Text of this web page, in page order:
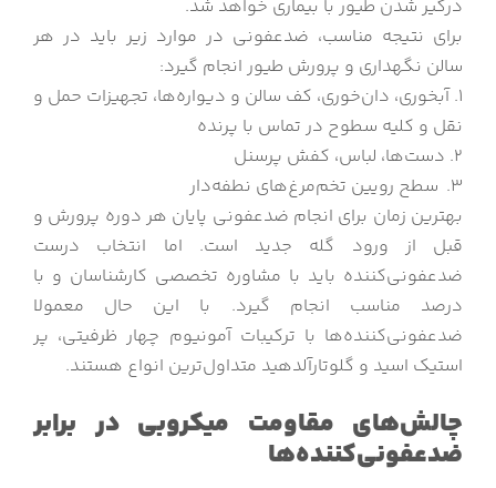
درگیر شدن طیور با بیماری خواهد شد.
برای نتیجه مناسب، ضدعفونی در موارد زیر باید در هر
سالن نگهداری و پرورش طیور انجام گیرد:
۱. آبخوری، دان‌خوری، کف سالن و دیواره‌ها، تجهیزات حمل و
نقل و کلیه سطوح در تماس با پرنده
۲. دست‌ها، لباس‌، کفش پرسنل
۳. سطح رویین تخم‌مرغ‌های نطفه‌دار
بهترین زمان برای انجام ضدعفونی پایان هر دوره پرورش و
قبل از ورود گله جدید است. اما انتخاب درست
ضدعفونی‌کننده باید با مشاوره تخصصی کارشناسان و با
درصد مناسب انجام گیرد. با این حال معمولا
ضدعفونی‌کننده‌ها با ترکیبات آمونیوم چهار ظرفیتی، پر
استیک اسید و گلوتارآلدهید متداول‌ترین انواع هستند.
چالش‌های مقاومت میکروبی در برابر
ضدعفونی‌کننده‌ها